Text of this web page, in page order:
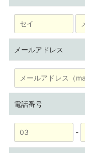
メールアドレス
電話番号
-